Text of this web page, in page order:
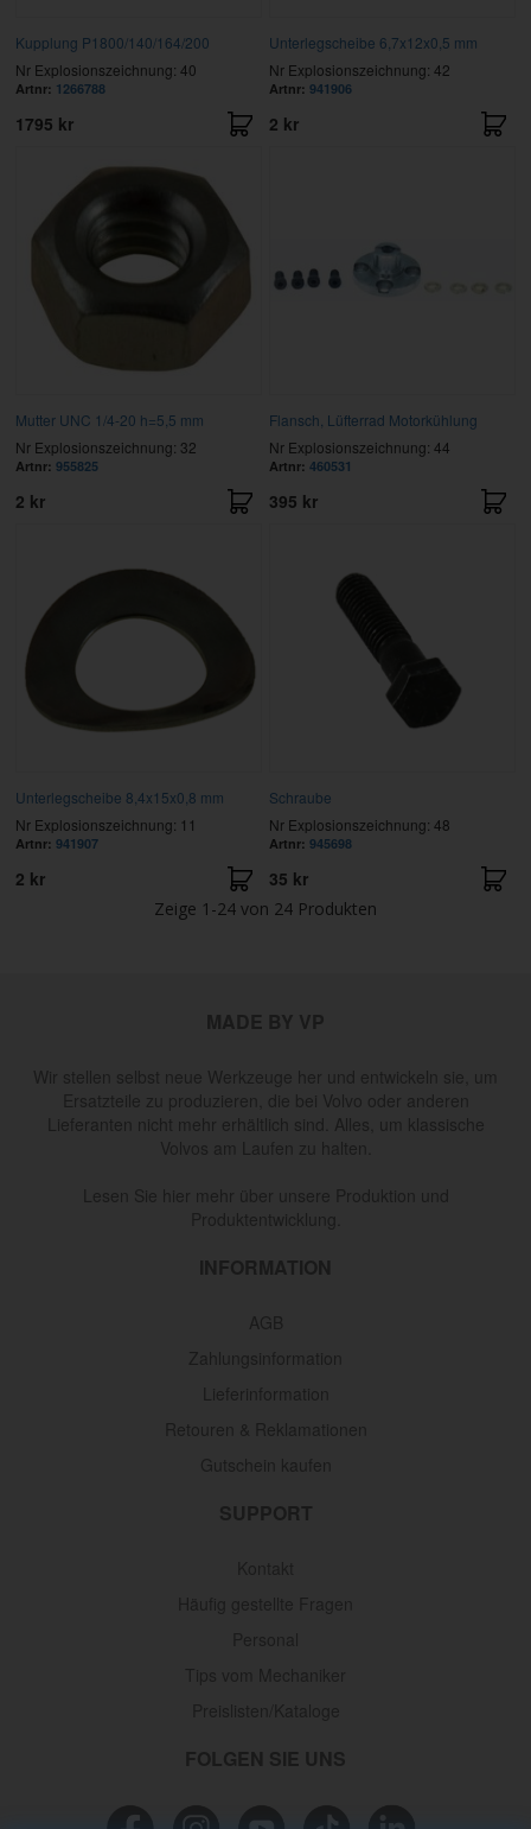
Kupplung P1800/140/164/200
Nr Explosionszeichnung: 40
Artnr: 1266788
1795 kr
Unterlegscheibe 6,7x12x0,5 mm
Nr Explosionszeichnung: 42
Artnr: 941906
2 kr
Mutter UNC 1/4-20 h=5,5 mm
Nr Explosionszeichnung: 32
Artnr: 955825
2 kr
Flansch, Lüfterrad Motorkühlung
Nr Explosionszeichnung: 44
Artnr: 460531
395 kr
Unterlegscheibe 8,4x15x0,8 mm
Nr Explosionszeichnung: 11
Artnr: 941907
2 kr
Schraube
Nr Explosionszeichnung: 48
Artnr: 945698
35 kr
Zeige 1-24 von 24 Produkten